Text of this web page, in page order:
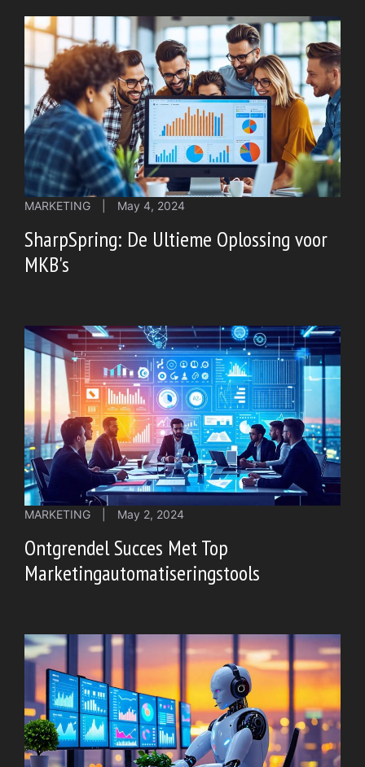
MARKETING May 4, 2024
SharpSpring: De Ultieme Oplossing voor
MKB's
MARKETING May 2, 2024
Ontgrendel Succes Met Top
Marketingautomatiseringstools